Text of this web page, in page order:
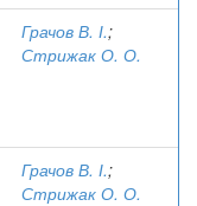
Грачов В. І.;
Стрижак О. О.
Грачов В. І.;
Стрижак О. О.